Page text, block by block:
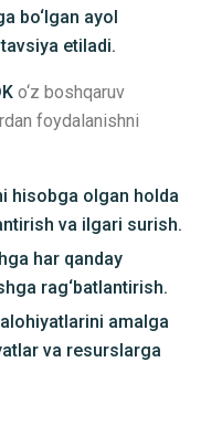
bo‘lgan ayol
etiladi.
o‘z boshqaruv
foydalanishni
hisobga olgan holda
va ilgari surish.
har qanday
rag‘batlantirish.
amalga
va resurslarga